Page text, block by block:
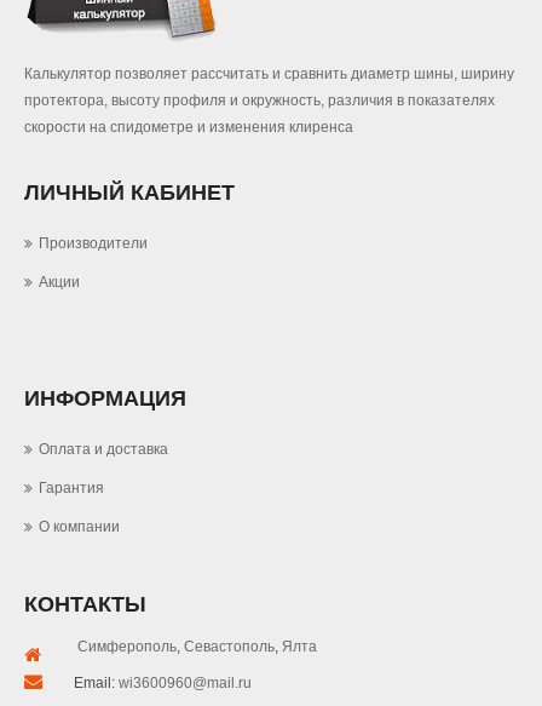
Калькулятор позволяет рассчитать и сравнить диаметр шины, ширину
протектора, высоту профиля и окружность, различия в показателях
скорости на спидометре и изменения клиренса
ЛИЧНЫЙ КАБИНЕТ
Производители
Акции
ИНФОРМАЦИЯ
Оплата и доставка
Гарантия
О компании
КОНТАКТЫ
Симферополь, Севастополь, Ялта
Email: wi3600960@mail.ru